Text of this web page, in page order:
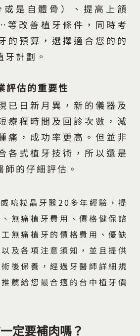
是自體骨）、提高上頷
改善植牙條件，同時考
的預算，選擇適合您的的
計劃。
評估的重要性
已日新月異，新的儀器及
療程時間及回診次數，減
痛，成功率更高。但並非
各式植牙技術，所以還是
師的仔細評估。
喨粒晶牙醫20多年經驗，提
無痛植牙費用、價格健保諮
無痛植牙的價格費用、優缺
及各項注意須知，並且提供
後保養，經過牙醫師詳細規
薦給您最合適的台中植牙價
定要補肉嗎？